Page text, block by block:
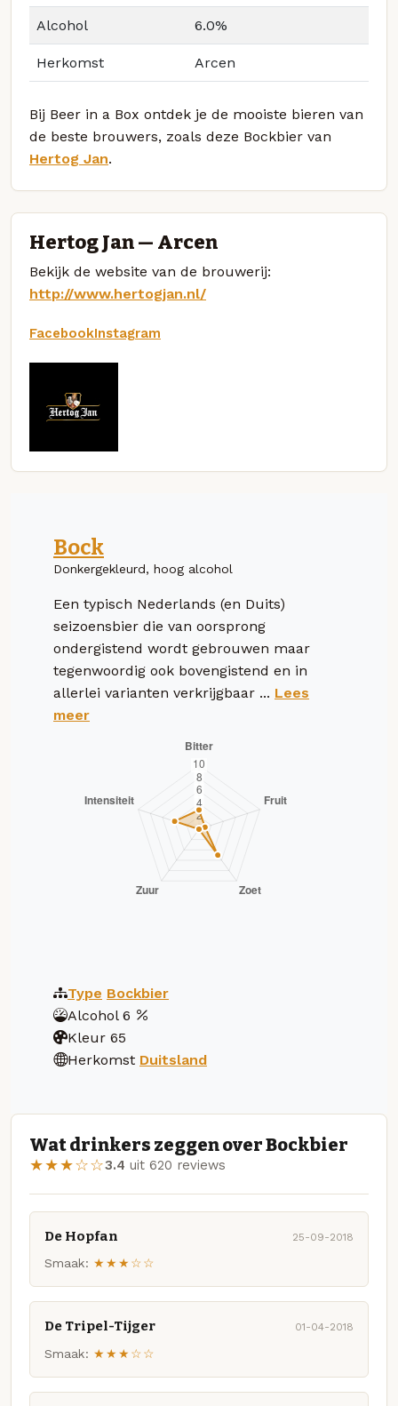
Alcohol 6.0%
Herkomst Arcen
Bij Beer in a Box ontdek je de mooiste bieren van
de beste brouwers, zoals deze Bockbier van
Hertog Jan.
Hertog Jan — Arcen
Bekijk de website van de brouwerij:
http://www.hertogjan.nl/
FacebookInstagram
Bock
Donkergekleurd, hoog alcohol
Een typisch Nederlands (en Duits)
seizoensbier die van oorsprong
ondergistend wordt gebrouwen maar
tegenwoordig ook bovengistend en in
allerlei varianten verkrijgbaar ... Lees
meer
Type Bockbier
Alcohol 6
Kleur 65
Herkomst Duitsland
Wat drinkers zeggen over Bockbier
★★★☆☆3.4 uit 620 reviews
De Hopfan 25-09-2018
Smaak: ★★★☆☆
De Tripel-Tijger 01-04-2018
Smaak: ★★★☆☆